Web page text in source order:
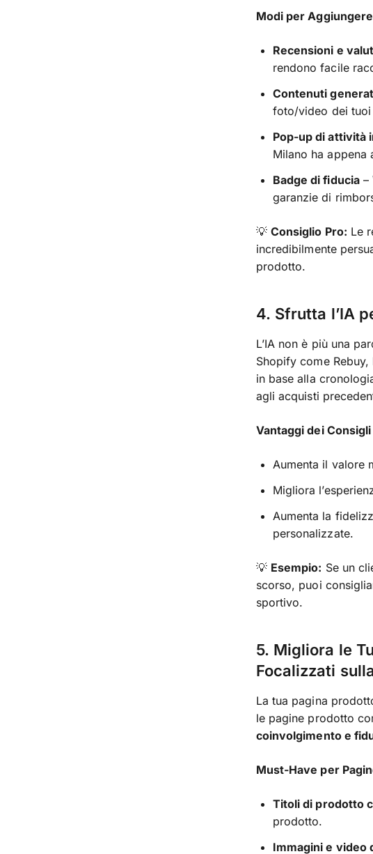
Modi per
Recensioni e
rendono facile
Contenuti
foto/video dei
Pop-up di attività
Milano ha appena
Badge di fiducia–
garanzie di
💡Consiglio Pro: Le
incredibilmente
prodotto.
4. Sfrutta l’IA
L’IA non è più una
Shopify come
in base alla
agli acquisti
Vantaggi dei Consigli
Aumenta il valore
Migliora
Aumenta la
personalizzate.
💡 Esempio: Se un
scorso, puoi
sportivo.
5. Migliora le
Focalizzati
La tua pagina
le pagine prodotto
coinvolgimento e
Must-Have per
Titoli di prodotto
prodotto.
Immagini e video